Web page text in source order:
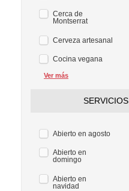
Cerca de
Montserrat
Cerveza artesanal
Cocina vegana
Ver más
SERVICIOS
Abierto en agosto
Abierto en
domingo
Abierto en
navidad